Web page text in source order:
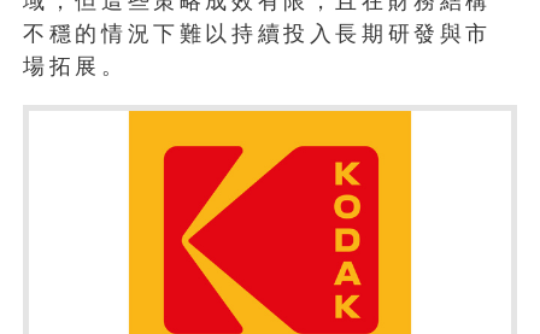
不穩的情況下難以持續投入長期研發與市
場拓展。